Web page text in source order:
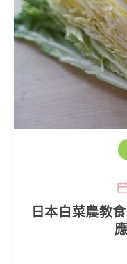
日本白菜農教